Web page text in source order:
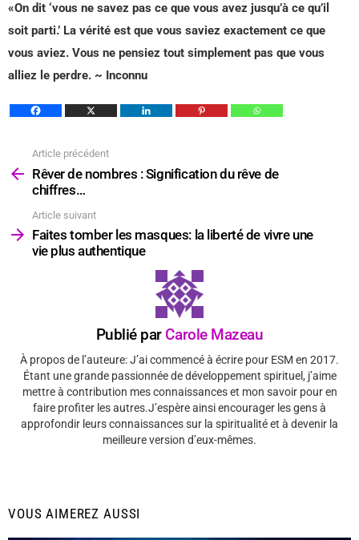
«On dit ‘vous ne savez pas ce que vous avez jusqu’à ce qu’il
soit parti.’ La vérité est que vous saviez exactement ce que
vous aviez. Vous ne pensiez tout simplement pas que vous
alliez le perdre. ~ Inconnu
plus
Article précédent
Rêver de nombres : Signification du rêve de
chiffres…
Article suivant
Faites tomber les masques: la liberté de vivre une
vie plus authentique
Publié par Carole Mazeau
À propos de l’auteure: J’ai commencé à écrire pour ESM en 2017.
Étant une grande passionnée de développement spirituel, j’aime
mettre à contribution mes connaissances et mon savoir pour en
faire profiter les autres.J’espère ainsi encourager les gens à
approfondir leurs connaissances sur la spiritualité et à devenir la
meilleure version d’eux-mêmes.
VOUS AIMEREZ AUSSI